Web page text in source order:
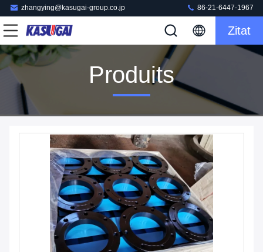
zhangying@kasugai-group.co.jp 86-21-6447-1967
Zitat
Produits